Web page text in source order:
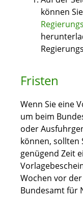
können
Fristen
Wenn Sie eine
um beim
oder
können, sollten
genügend Zeit
Wochen vor
Bundesamt für